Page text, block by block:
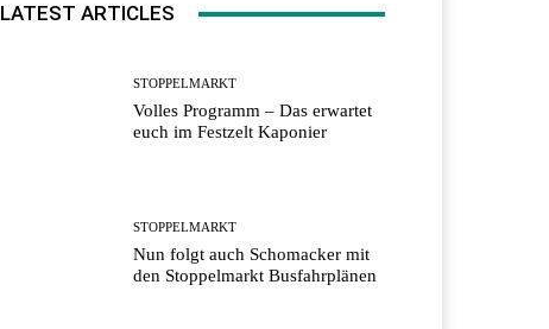
LATEST ARTICLES
STOPPELMARKT
Volles Programm – Das erwartet
euch im Festzelt Kaponier
STOPPELMARKT
Nun folgt auch Schomacker mit
den Stoppelmarkt Busfahrplänen